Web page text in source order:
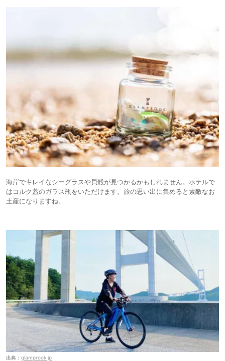
海岸でキレイなシーグラスや貝殻が見つかるかもしれません。ホテルで
はコルク蓋のガラス瓶をいただけます。旅の思い出に集めると素敵なお
土産になりますね。
出典： glamprook.jp